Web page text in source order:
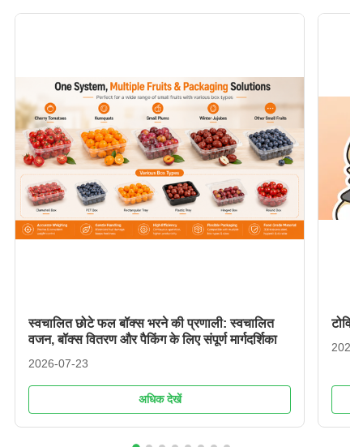
स्वचालित छोटे फल बॉक्स भरने की प्रणाली: स्वचालित
वजन, बॉक्स वितरण और पैकिंग के लिए संपूर्ण मार्गदर्शिका
2026-07-23
अधिक देखें